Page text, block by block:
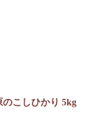
こしひかり 5kg